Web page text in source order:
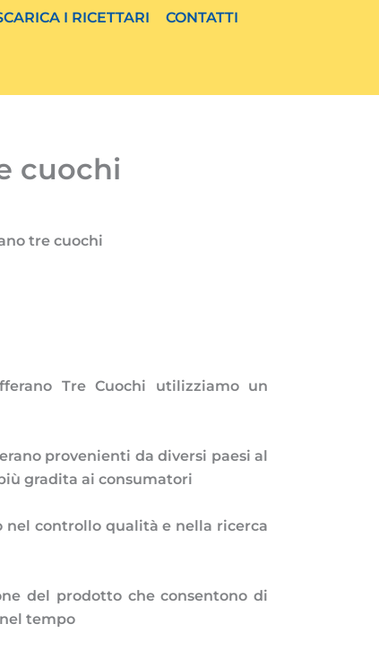
I RICETTARI CONTATTI
cuochi
tre cuochi
Tre Cuochi utilizziamo un
provenienti da diversi paesi al
gradita ai consumatori
nel controllo qualità e nella ricerca
del prodotto che consentono di
tempo